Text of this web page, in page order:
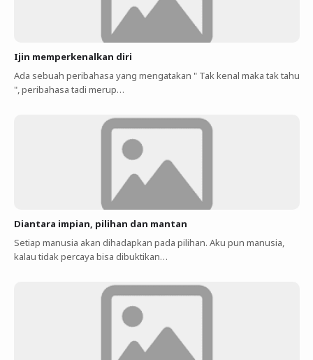
Ijin memperkenalkan diri
Ada sebuah peribahasa yang mengatakan " Tak kenal maka tak tahu
", peribahasa tadi merup…
Diantara impian, pilihan dan mantan
Setiap manusia akan dihadapkan pada pilihan. Aku pun manusia,
kalau tidak percaya bisa dibuktikan…